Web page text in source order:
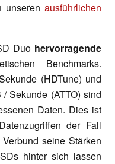
unseren ausführlichen
Duo hervorragende
Benchmarks.
(HDTune) und
Sekunde (ATTO) sind
Daten. Dies ist
der Fall
seine Stärken
hinter sich lassen